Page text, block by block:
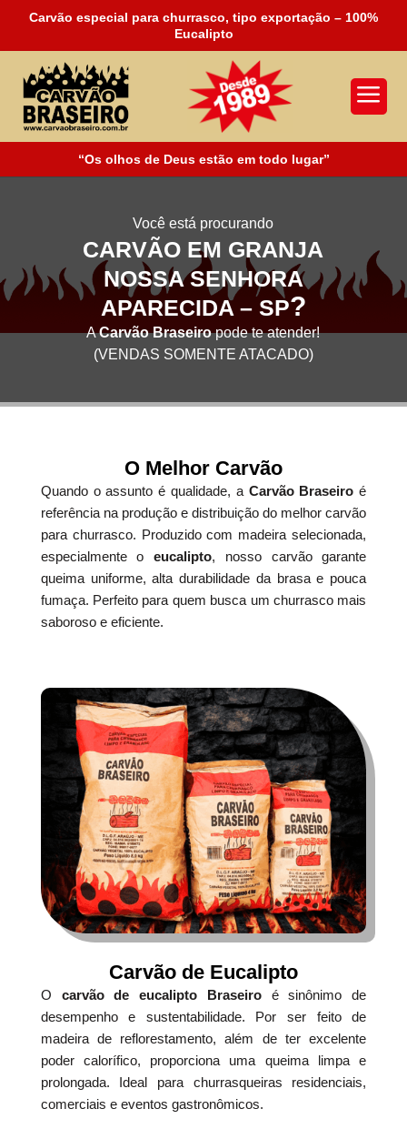
Carvão especial para churrasco, tipo exportação – 100%
Eucalipto
a
“Os olhos de Deus estão em todo lugar”
Você está procurando
CARVÃO EM GRANJA
NOSSA SENHORA
APARECIDA – SP?
ACarvão Braseiropode te atender!
(VENDAS SOMENTE ATACADO)
O Melhor Carvão
Quando o assunto é qualidade, a Carvão Braseiro é
referência na produção e distribuição do melhor carvão
para churrasco. Produzido com madeira selecionada,
especialmente oeucalipto, nosso carvão garante
queima uniforme, alta durabilidade da brasa e pouca
fumaça. Perfeito para quem busca um churrasco mais
saboroso e eficiente.
Carvão de Eucalipto
O carvão de eucalipto Braseiroé sinônimo de
desempenho e sustentabilidade. Por ser feito de
madeira de reflorestamento, além de ter excelente
poder calorífico, proporciona uma queima limpa e
prolongada. Ideal para churrasqueiras residenciais,
comerciais e eventos gastronômicos.